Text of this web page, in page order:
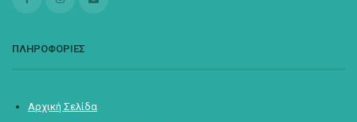
ΠΛΗΡΟΦΟΡΙΕΣ
Αρχική Σελίδα